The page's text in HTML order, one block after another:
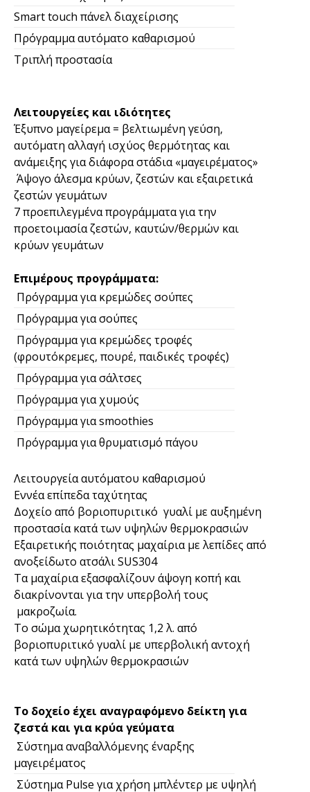
Smart touch πάνελ διαχείρισης
Πρόγραμμα αυτόματο καθαρισμού
Τριπλή προστασία
Λειτουργείες και ιδιότητες
Έξυπνο μαγείρεμα = βελτιωμένη γεύση,
αυτόματη αλλαγή ισχύος θερμότητας και
ανάμειξης για διάφορα στάδια «μαγειρέματος»
Άψογο άλεσμα κρύων, ζεστών και εξαιρετικά
ζεστών γευμάτων
7 προεπιλεγμένα προγράμματα για την
προετοιμασία ζεστών, καυτών/θερμών και
κρύων γευμάτων
Επιμέρους προγράμματα:
Πρόγραμμα για κρεμώδες σούπες
Πρόγραμμα για σούπες
Πρόγραμμα για κρεμώδες τροφές
(φρουτόκρεμες, πουρέ, παιδικές τροφές)
Πρόγραμμα για σάλτσες
Πρόγραμμα για χυμούς
Πρόγραμμα για smoothies
Πρόγραμμα για θρυματισμό πάγου
Λειτουργεία αυτόματου καθαρισμού
Εννέα επίπεδα ταχύτητας
Δοχείο από βοριοπυριτικό γυαλί με αυξημένη
προστασία κατά των υψηλών θερμοκρασιών
Εξαιρετικής ποιότητας μαχαίρια με λεπίδες από
ανοξείδωτο ατσάλι SUS304
Τα μαχαίρια εξασφαλίζουν άψογη κοπή και
διακρίνονται για την υπερβολή τους
μακροζωία.
Το σώμα χωρητικότητας 1,2 λ. από
βοριοπυριτικό γυαλί με υπερβολική αντοχή
κατά των υψηλών θερμοκρασιών
Το δοχείο έχει αναγραφόμενο δείκτη για
ζεστά και για κρύα γεύματα
Σύστημα αναβαλλόμενης έναρξης
μαγειρέματος
Σύστημα Pulse για χρήση μπλέντερ με υψηλή